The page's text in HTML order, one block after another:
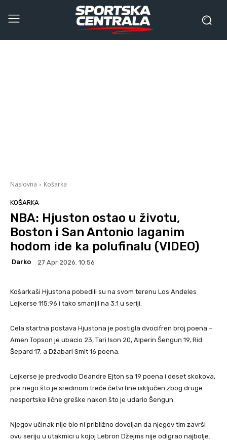
Naslovna Košarka
KOŠARKA
NBA: Hjuston ostao u životu,
Boston i San Antonio laganim
hodom ide ka polufinalu (VIDEO)
Darko 27 Apr 2026. 10:56
Košarkaši Hjustona pobedili su na svom terenu Los Anđeles
Lejkerse 115:96 i tako smanjil na 3:1 u seriji.
Cela startna postava Hjustona je postigla dvocifren broj poena –
Amen Topson je ubacio 23, Tari Ison 20, Alperin Šengun 19, Rid
Šepard 17, a Džabari Smit 16 poena.
Lejkerse je predvodio Deandre Ejton sa 19 poena i deset skokova,
pre nego što je sredinom treće četvrtine isključen zbog druge
nesportske lične greške nakon što je udario Šengun.
Njegov učinak nije bio ni približno dovoljan da njegov tim završi
ovu seriju u utakmici u kojoj Lebron Džejms nije odigrao najbolje.